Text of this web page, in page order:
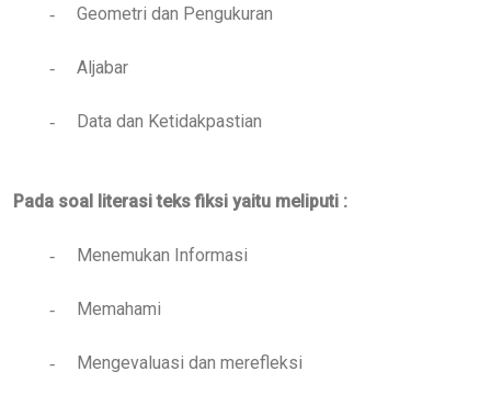
- Geometri dan Pengukuran
- Aljabar
- Data dan Ketidakpastian
Pada soal literasi teks fiksi yaitu meliputi :
- Menemukan Informasi
- Memahami
- Mengevaluasi dan merefleksi